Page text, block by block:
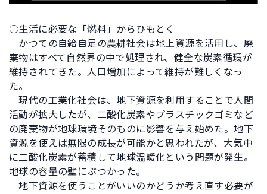
○生活に必要な「燃料」からひもとく
かつての自給自足の農耕社会は地上資源を活用し、廃
棄物はすべて自然界の中で処理され、健全な炭素循環が
維持されてきた。人口増加によって維持が難しくなっ
た。
現代の工業化社会は、地下資源を利用することで人間
活動が拡大したが、二酸化炭素やプラスチックゴミなど
の廃棄物が地球環境そのものに影響を与え始めた。地下
資源を使えば無限の成長が可能かと思われたが、大気中
に二酸化炭素が蓄積して地球温暖化という問題が発生。
地球の容量の壁にぶつかった。
地下資源を使うことがいいのかどうか考え直す必要が